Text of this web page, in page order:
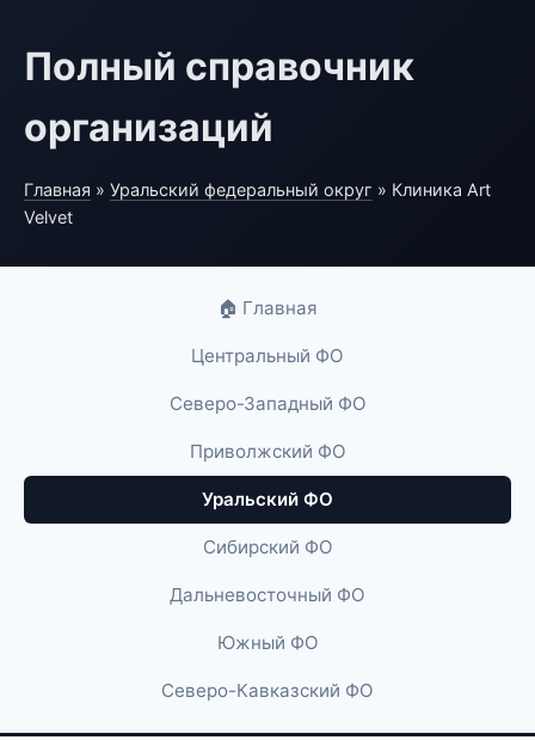
Полный справочник
организаций
Главная » Уральский федеральный округ » Клиника Art
Velvet
🏠 Главная
Центральный ФО
Северо-Западный ФО
Приволжский ФО
Уральский ФО
Сибирский ФО
Дальневосточный ФО
Южный ФО
Северо-Кавказский ФО